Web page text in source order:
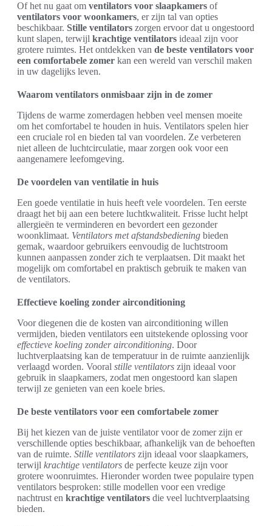
Of het nu gaat om ventilators voor slaapkamers of
ventilators voor woonkamers, er zijn tal van opties
beschikbaar. Stille ventilators zorgen ervoor dat u ongestoord
kunt slapen, terwijl krachtige ventilators ideaal zijn voor
grotere ruimtes. Het ontdekken van de beste ventilators voor
een comfortabele zomer kan een wereld van verschil maken
in uw dagelijks leven.
Waarom ventilators onmisbaar zijn in de zomer
Tijdens de warme zomerdagen hebben veel mensen moeite
om het comfortabel te houden in huis. Ventilators spelen hier
een cruciale rol en bieden tal van voordelen. Ze verbeteren
niet alleen de luchtcirculatie, maar zorgen ook voor een
aangenamere leefomgeving.
De voordelen van ventilatie in huis
Een goede ventilatie in huis heeft vele voordelen. Ten eerste
draagt het bij aan een betere luchtkwaliteit. Frisse lucht helpt
allergieën te verminderen en bevordert een gezonder
woonklimaat. Ventilators met afstandsbediening bieden
gemak, waardoor gebruikers eenvoudig de luchtstroom
kunnen aanpassen zonder zich te verplaatsen. Dit maakt het
mogelijk om comfortabel en praktisch gebruik te maken van
de ventilators.
Effectieve koeling zonder airconditioning
Voor diegenen die de kosten van airconditioning willen
vermijden, bieden ventilators een uitstekende oplossing voor
effectieve koeling zonder airconditioning. Door
luchtverplaatsing kan de temperatuur in de ruimte aanzienlijk
verlaagd worden. Vooral stille ventilators zijn ideaal voor
gebruik in slaapkamers, zodat men ongestoord kan slapen
terwijl ze genieten van een koele bries.
De beste ventilators voor een comfortabele zomer
Bij het kiezen van de juiste ventilator voor de zomer zijn er
verschillende opties beschikbaar, afhankelijk van de behoeften
van de ruimte. Stille ventilators zijn ideaal voor slaapkamers,
terwijl krachtige ventilators de perfecte keuze zijn voor
grotere woonruimtes. Hieronder worden twee populaire typen
ventilators besproken: stille modellen voor een vredige
nachtrust en krachtige ventilators die veel luchtverplaatsing
bieden.